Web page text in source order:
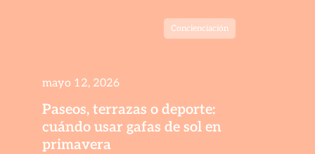
mayo 12, 2026
Concienciación
Paseos, terrazas o deporte:
cuándo usar gafas de sol en
primavera